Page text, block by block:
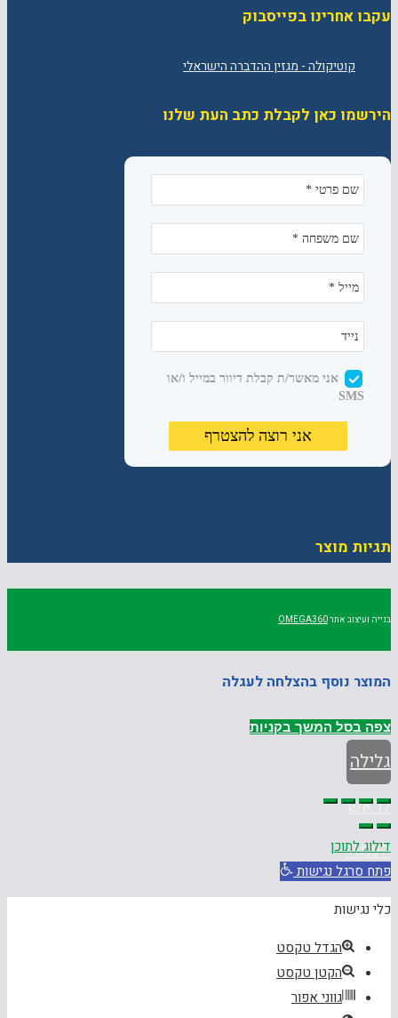
עקבו אחרינו בפייסבוק
הירשמו כאן לקבלת כתב העת שלנו
תגיות מוצר
בנייה ועיצוב אתרOMEGA360
המוצר נוסף בהצלחה לעגלה
צפה בסל המשך בקניות
גלילה
לראש
העמוד
דילוג לתוכן
פתח סרגל נגישות
כלי נגישות
הגדל טקסט
הקטן טקסט
גווני אפור